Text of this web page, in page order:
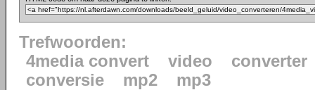
Trefwoorden:
4media convert
video
converter
conversie
mp2 mp3